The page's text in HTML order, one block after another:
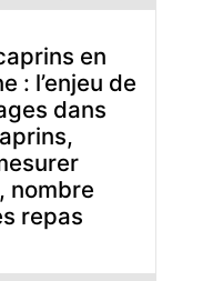
en
: l’enjeu de
dans
nombre
repas